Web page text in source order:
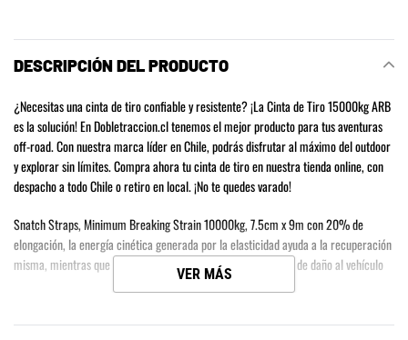
tu
de
compra
DESCRIPCIÓN DEL PRODUCTO
¿Necesitas una cinta de tiro confiable y resistente? ¡La Cinta de Tiro 15000kg ARB
es la solución! En Dobletraccion.cl tenemos el mejor producto para tus aventuras
off-road. Con nuestra marca líder en Chile, podrás disfrutar al máximo del outdoor
y explorar sin límites. Compra ahora tu cinta de tiro en nuestra tienda online, con
despacho a todo Chile o retiro en local. ¡No te quedes varado!
Snatch Straps, Minimum Breaking Strain 10000kg, 7.5cm x 9m con 20% de
elongación, la energía cinética generada por la elasticidad ayuda a la recuperación
misma, mientras que al mismo tiempo reduce la probabilidad de daño al vehículo
VER MÁS